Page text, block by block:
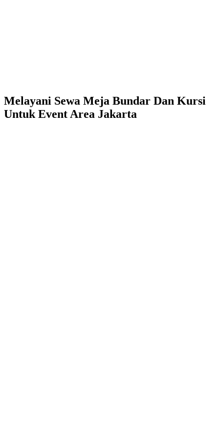
Melayani Sewa Meja Bundar Dan Kursi
Untuk Event Area Jakarta